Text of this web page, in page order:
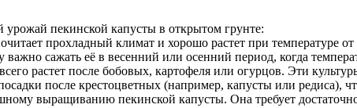
пекинской капусты в открытом грунте:
прохладный климат и хорошо растет при температуре
сажать её в весенний или осенний период, когда
растет после бобовых, картофеля или огурцов. Эти
после крестоцветных (например, капусты или редиса),
выращиванию пекинской капусты. Она требует